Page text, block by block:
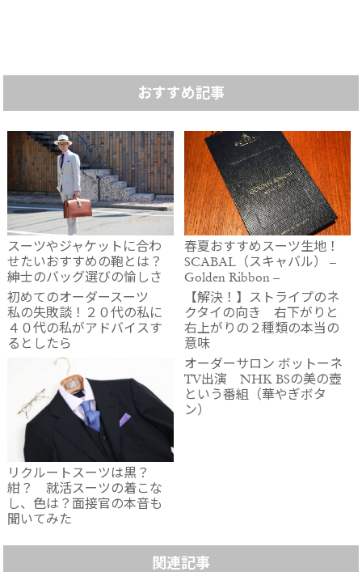
おすすめ記事
スーツやジャケットに合わ
せたいおすすめの鞄とは？
紳士のバッグ選びの愉しさ
春夏おすすめスーツ生地！
SCABAL（スキャバル） –
Golden Ribbon –
初めてのオーダースーツ
私の失敗談！２０代の私に
４０代の私がアドバイスす
るとしたら
【解決！】ストライプのネ
クタイの向き 右下がりと
右上がりの２種類の本当の
意味
リクルートスーツは黒？
紺？ 就活スーツの着こな
し、色は？面接官の本音も
聞いてみた
オーダーサロン ボットーネ
TV出演 NHK BSの美の壺
という番組（華やぎボタ
ン）
関連記事